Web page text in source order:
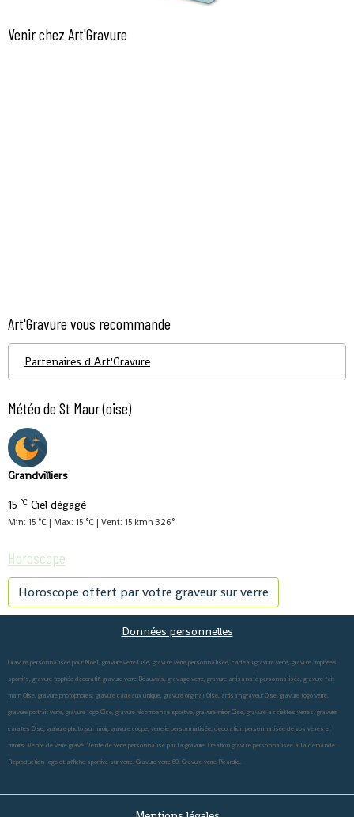
Venir chez Art'Gravure
Art'Gravure vous recommande
Partenaires d'Art'Gravure
Météo de St Maur (oise)
Grandvilliers
15 °C Ciel dégagé
Min: 15 °C | Max: 15 °C | Vent: 15 kmh 326°
Horoscope
Horoscope offert par votre graveur sur verre
Données personnelles
Gravure personnalisée pour Noel, gravure verre Oise, gravure verre personnalisée, cadeau gravure verre, gravure trophées
sportifs, gravure trophée décoratif, gravure verre Beauvais, gravage verre, gravure artisanale personnalisée, gravure fait
main Oise, gravure photophores, gravure cadeaux unique, gravure original Oise, artisan graveur Oise, gravure logo verre,
gravure portrait verre, gravure logo Oise, gravure récompense sportive, gravure miroir Oise, gravure assiettes verres, gravure
carafes Oise, gravure photo sur miroir, gravure coupe, verrerie personnalisée, décoration personnalisée de vos verres et
miroirs. Vente de verre gravé. Vente de verre personnalisé par la gravure. Création gravure personnalisée à la demande.
Reproduction logo et affiche sportive sur verre. Gravure verre 60. Gravure verre Picardie.